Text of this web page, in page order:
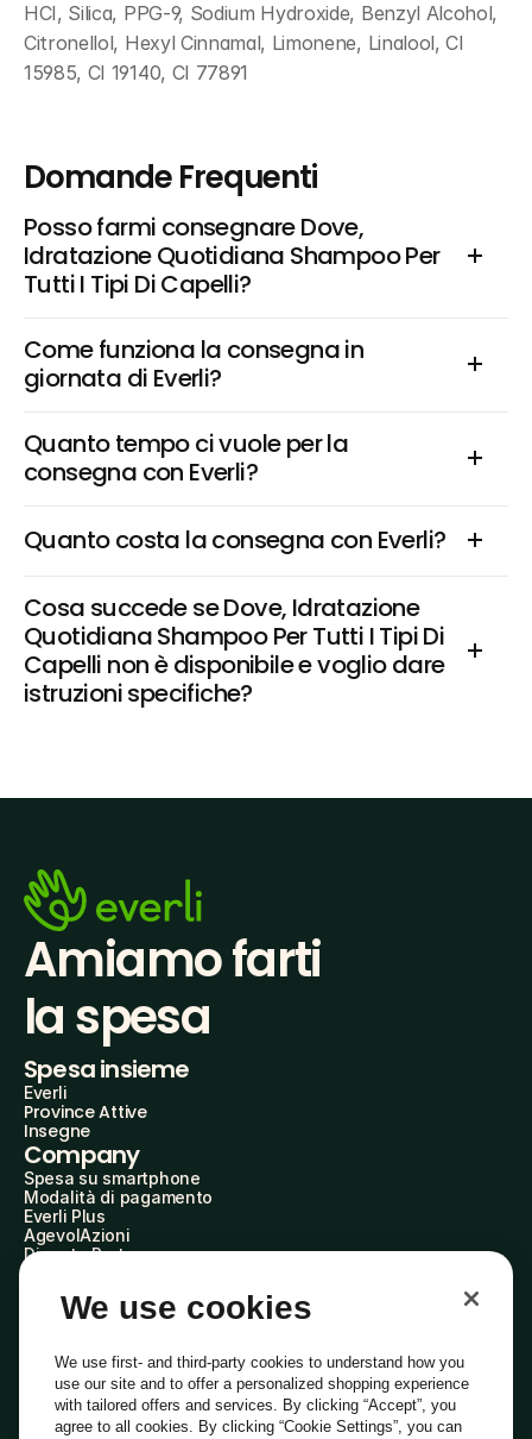
HCI, Silica, PPG-9, Sodium Hydroxide, Benzyl Alcohol,
Citronellol, Hexyl Cinnamal, Limonene, Linalool, CI
15985, CI 19140, CI 77891
Domande Frequenti
Posso farmi consegnare Dove,
Idratazione Quotidiana Shampoo Per
Tutti I Tipi Di Capelli?
Come funziona la consegna in
giornata di Everli?
Quanto tempo ci vuole per la
consegna con Everli?
Quanto costa la consegna con Everli?
Cosa succede se Dove, Idratazione
Quotidiana Shampoo Per Tutti I Tipi Di
Capelli non è disponibile e voglio dare
istruzioni specifiche?
Amiamo farti
la spesa
Spesa insieme
Everli
Province Attive
Insegne
Company
Spesa su smartphone
Modalità di pagamento
Everli Plus
AgevolAzioni
Diventa Partner
Everli Shoppers
About Us
Everli News
Domande frequenti
Lavora con noi
Diventa Shopper
We use cookies
We use first- and third-party cookies to understand how you
use our site and to offer a personalized shopping experience
with tailored offers and services. By clicking “Accept”, you
agree to all cookies. By clicking “Cookie Settings”, you can